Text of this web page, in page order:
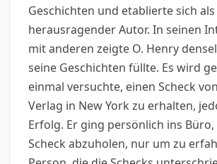
Geschichten und etablierte sich als
herausragender Autor. In seinen
mit anderen zeigte O. Henry
seine Geschichten füllte. Es wird
einmal versuchte, einen Scheck
Verlag in New York zu erhalten,
Erfolg. Er ging persönlich ins
Scheck abzuholen, nur um zu